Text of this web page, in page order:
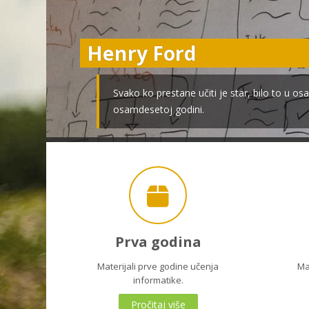
Henry Ford
Svako ko prestane učiti je star, bilo to u
osamdesetoj godini.
Prva godina
Materijali prve godine učenja
informatike.
Pročitaj više